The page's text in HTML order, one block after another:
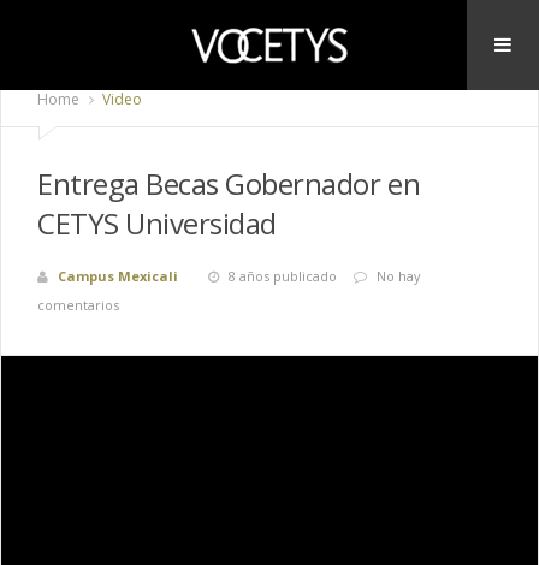
Home Video
Entrega Becas Gobernador en
CETYS Universidad
Campus Mexicali 8 años publicado
No hay
comentarios